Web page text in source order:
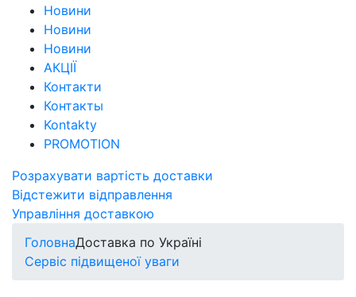
Новини
Новини
Новини
АКЦІЇ
Контакти
Контакты
Kontakty
PROMOTION
Розрахувати вартість доставки
Відстежити відправлення
Управління доставкою
ГоловнаДоставка по Україні
Сервіс підвищеної уваги